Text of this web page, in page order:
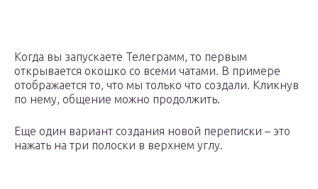
Когда вы запускаете Телеграмм, то первым
открывается окошко со всеми чатами. В примере
отображается то, что мы только что создали. Кликнув
по нему, общение можно продолжить.
Еще один вариант создания новой переписки – это
нажать на три полоски в верхнем углу.